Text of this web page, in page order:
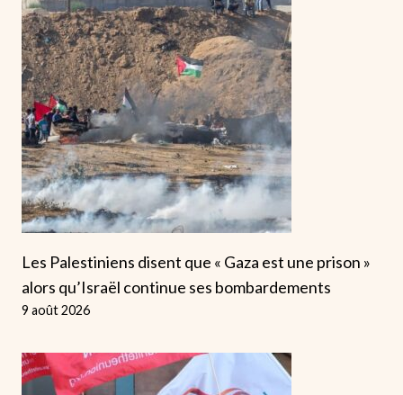
Les Palestiniens disent que « Gaza est une prison »
alors qu’Israël continue ses bombardements
9 août 2026